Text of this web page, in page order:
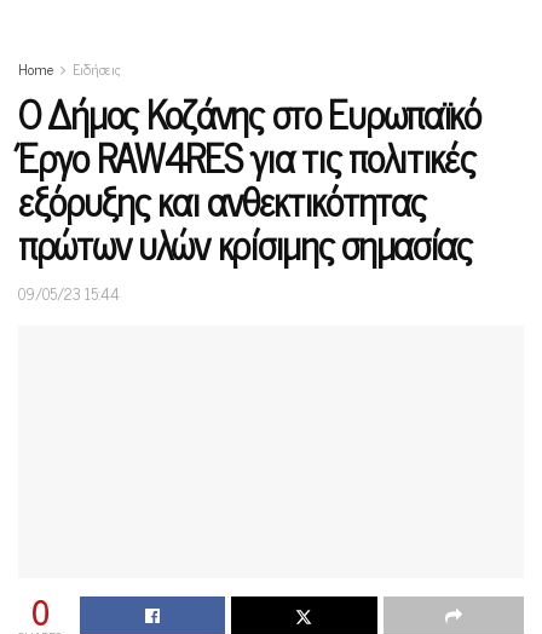
Home Ειδήσεις
Ο Δήμος Κοζάνης στο Ευρωπαϊκό
Έργο RAW4RES για τις πολιτικές
εξόρυξης και ανθεκτικότητας
πρώτων υλών κρίσιμης σημασίας
09/05/23 15:44
0